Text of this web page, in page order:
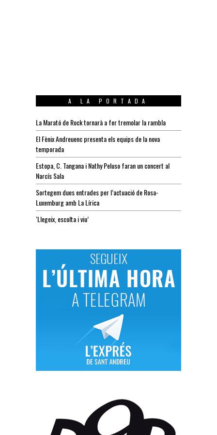
A LA PORTADA
La Marató de Rock tornarà a fer tremolar la rambla
El Fènix Andreuenc presenta els equips de la nova
temporada
Estopa, C. Tangana i Nathy Peluso faran un concert al
Narcís Sala
Sortegem dues entrades per l’actuació de Rosa-
Luxemburg amb La Lírica
‘Llegeix, escolta i viu’